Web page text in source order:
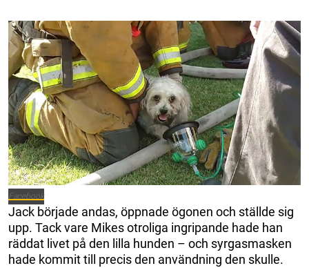
Facebook
Jack började andas, öppnade ögonen och ställde sig
upp. Tack vare Mikes otroliga ingripande hade han
räddat livet på den lilla hunden – och syrgasmasken
hade kommit till precis den användning den skulle.